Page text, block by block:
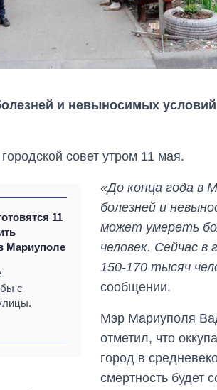
и невыносимых
совет утром 11 мая.
11
Мариуполе
с
«До конца года в
болезней и
может умереть
человек. Сейчас в
150-170 тысяч
сообщении.
Мэр Мариуполя
отметил, что
город в
смертность будет